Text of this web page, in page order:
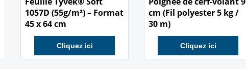
Feuille Tyvek® Soft
1057D (55g/m²) – Format
45 x 64 cm
Cliquez ici
Poignée de cerf-volant 9
cm (Fil polyester 5 kg /
30 m)
Cliquez ici